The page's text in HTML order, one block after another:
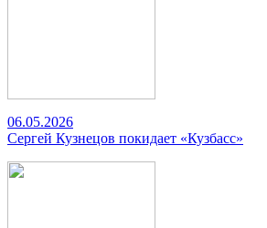
06.05.2026
Сергей Кузнецов покидает «Кузбасс»